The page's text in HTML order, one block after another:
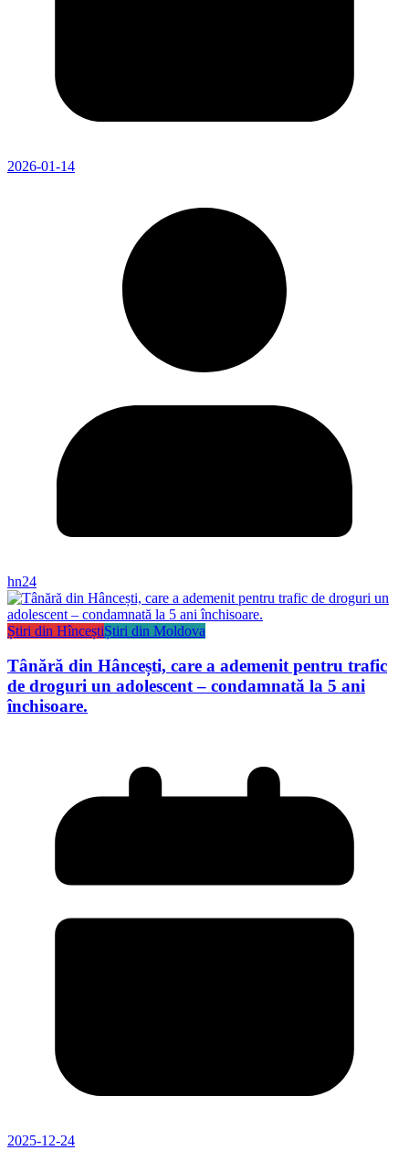
2026-01-14
hn24
Știri din HînceștiȘtiri din Moldova
Tânără din Hâncești, care a ademenit pentru trafic
de droguri un adolescent – condamnată la 5 ani
închisoare.
2025-12-24